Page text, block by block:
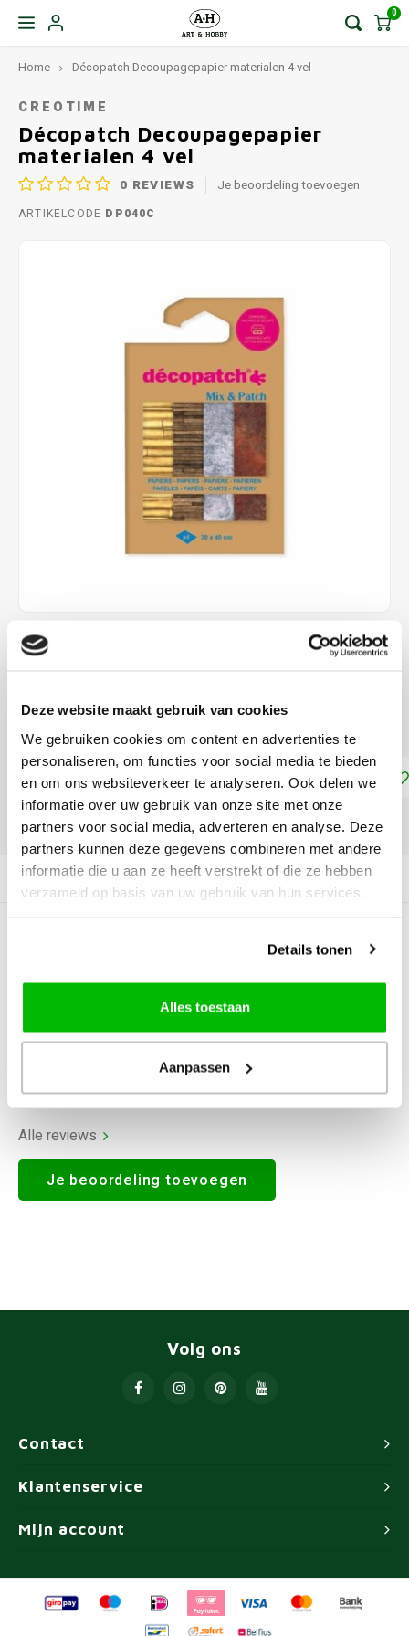
Deze website maakt gebruik van cookies
We gebruiken cookies om content en advertenties te
personaliseren, om functies voor social media te bieden
en om ons websiteverkeer te analyseren. Ook delen we
informatie over uw gebruik van onze site met onze
partners voor social media, adverteren en analyse. Deze
partners kunnen deze gegevens combineren met andere
informatie die u aan ze heeft verstrekt of die ze hebben
verzameld op basis van uw gebruik van hun services.
Details tonen
Alles toestaan
Aanpassen
0
Home Décopatch Decoupagepapier materialen 4 vel
CREOTIME
Décopatch Decoupagepapier
materialen 4 vel
0 REVIEWS Je beoordeling toevoegen
ARTIKELCODE DP040C
€4,99
4 vellen van ca. 30 x 40 cm
Toevoegen aan winkelwagen
DELEN:
Productomschrijving
0Reviews
Alle reviews
Je beoordeling toevoegen
Contact
Volg ons
Klantenservice
Mijn account